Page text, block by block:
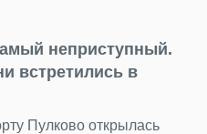
неприступный.
встретились в
Пулково открылась